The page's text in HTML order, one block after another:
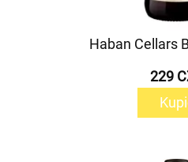
Haban Cellars
229